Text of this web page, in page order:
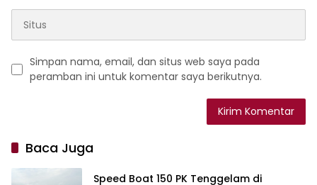
Simpan nama, email, dan situs web saya pada
peramban ini untuk komentar saya berikutnya.
Baca Juga
Speed Boat 150 PK Tenggelam di